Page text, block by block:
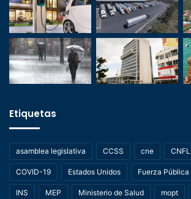
Etiquetas
asamblea legislativa CCSS cne CNFL
COVID-19 Estados Unidos Fuerza Pública
INS MEP Ministerio de Salud mopt